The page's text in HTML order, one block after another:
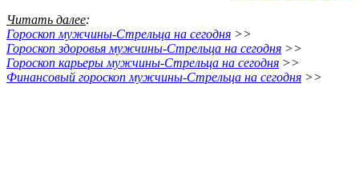
Читать далее:
Гороскоп мужчины-Стрельца на сегодня >>
Гороскоп здоровья мужчины-Стрельца на сегодня >>
Гороскоп карьеры мужчины-Стрельца на сегодня >>
Финансовый гороскоп мужчины-Стрельца на сегодня >>